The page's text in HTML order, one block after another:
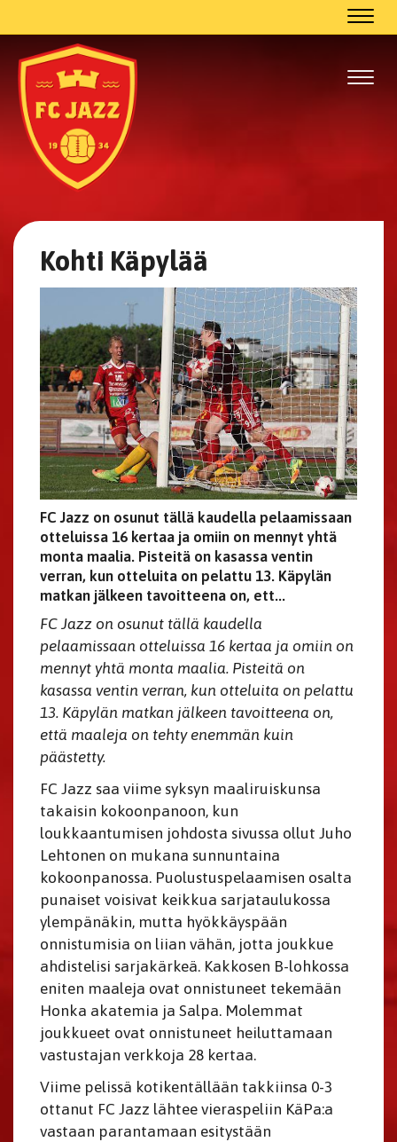
Kohti Käpylää
FC Jazz on osunut tällä kaudella pelaamissaan
otteluissa 16 kertaa ja omiin on mennyt yhtä
monta maalia. Pisteitä on kasassa ventin
verran, kun otteluita on pelattu 13. Käpylän
matkan jälkeen tavoitteena on, ett...
FC Jazz on osunut tällä kaudella
pelaamissaan otteluissa 16 kertaa ja omiin on
mennyt yhtä monta maalia. Pisteitä on
kasassa ventin verran, kun otteluita on pelattu
13. Käpylän matkan jälkeen tavoitteena on,
että maaleja on tehty enemmän kuin
päästetty.
FC Jazz saa viime syksyn maaliruiskunsa
takaisin kokoonpanoon, kun
loukkaantumisen johdosta sivussa ollut Juho
Lehtonen on mukana sunnuntaina
kokoonpanossa. Puolustuspelaamisen osalta
punaiset voisivat keikkua sarjataulukossa
ylempänäkin, mutta hyökkäyspään
onnistumisia on liian vähän, jotta joukkue
ahdistelisi sarjakärkeä. Kakkosen B-lohkossa
eniten maaleja ovat onnistuneet tekemään
Honka akatemia ja Salpa. Molemmat
joukkueet ovat onnistuneet heiluttamaan
vastustajan verkkoja 28 kertaa.
Viime pelissä kotikentällään takkiinsa 0-3
ottanut FC Jazz lähtee vieraspeliin KäPa:a
vastaan parantamaan esitystään